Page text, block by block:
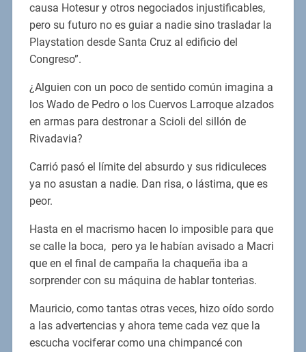
causa Hotesur y otros negociados injustificables,
pero su futuro no es guiar a nadie sino trasladar la
Playstation desde Santa Cruz al edificio del
Congreso”.
¿Alguien con un poco de sentido común imagina a
los Wado de Pedro o los Cuervos Larroque alzados
en armas para destronar a Scioli del sillón de
Rivadavia?
Carrió pasó el límite del absurdo y sus ridiculeces
ya no asustan a nadie. Dan risa, o lástima, que es
peor.
Hasta en el macrismo hacen lo imposible para que
se calle la boca, pero ya le habían avisado a Macri
que en el final de campaña la chaqueña iba a
sorprender con su máquina de hablar tonterìas.
Mauricio, como tantas otras veces, hizo oído sordo
a las advertencias y ahora teme cada vez que la
escucha vociferar como una chimpancé con